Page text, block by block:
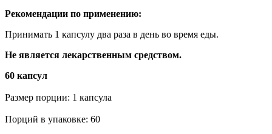
Рекомендации по применению:
Принимать 1 капсулу два раза в день во время еды.
Не является лекарственным средством.
60 капсул
Размер порции: 1 капсула
Порций в упаковке: 60